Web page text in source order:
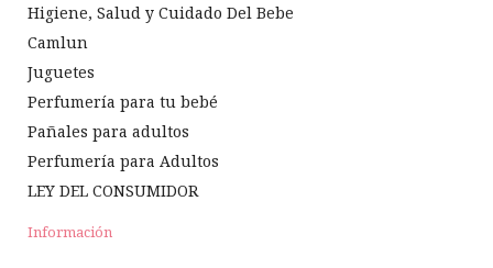
Higiene, Salud y Cuidado Del Bebe
Camlun
Juguetes
Perfumería para tu bebé
Pañales para adultos
Perfumería para Adultos
LEY DEL CONSUMIDOR
Información